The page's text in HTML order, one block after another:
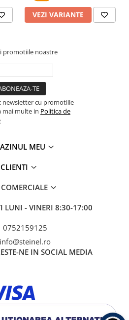
VEZI VARIANTE
promotiile noastre
newsletter cu promotiile
mai multe in Politica de
MEU
CLIENTI
LUNI - VINERI 8:30-17:00
0752159125
info@steinel.ro
NE IN SOCIAL MEDIA